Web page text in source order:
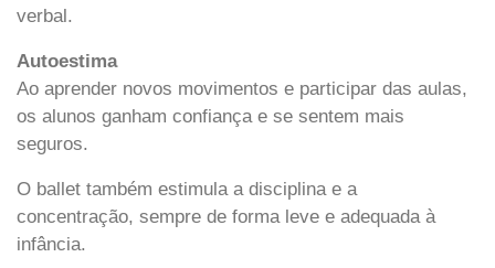
verbal.
Autoestima
Ao aprender novos movimentos e participar das aulas,
os alunos ganham confiança e se sentem mais
seguros.
O ballet também estimula a disciplina e a
concentração, sempre de forma leve e adequada à
infância.